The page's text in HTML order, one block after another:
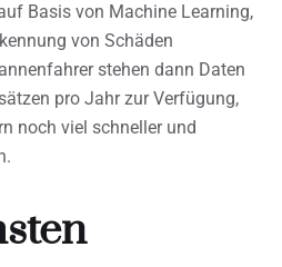
Basis von Machine Learning,
von Schäden
stehen dann Daten
pro Jahr zur Verfügung,
noch viel schneller und